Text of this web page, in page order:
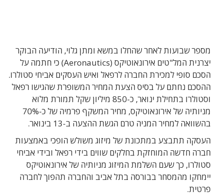
מספר שבועות לאחר שהחלו במשא ומתן גלוי, הודיעה הבוקר
יצרנית המל"טים אירונאוטיקס (Aeronautics) כי חתמה על
הסכם סופי למכירת החברה לרפאל ואיש העסקים אביחי סטולרו.
ההסכם נחתם על בסיס הצעת המחיר המשופרת שהגישו רפאל
וסטולרו בתחילת ינואר, כ-850 מיליון שקל תמורת מלוא
מניותיה של אירונאוטיקס, מחיר המשקף פרמיה של כ-70%
בהשוואה למחיר המניה טרם הגשת ההצעה ב-13 בינואר.
העסקה תתבצע במתכונת של מיזוג משולש הופכי באמצעות
חברה חדשה המוחזקת בחלקים שווים בידי רפאל ובידי אביחי
סטולרו, כך שעם השלמת המיזוג מניותיה של אירונאוטיקס
יימחקו מהמסחר בבורסה בתל אביב והחברה תהפוך לחברה
פרטית.